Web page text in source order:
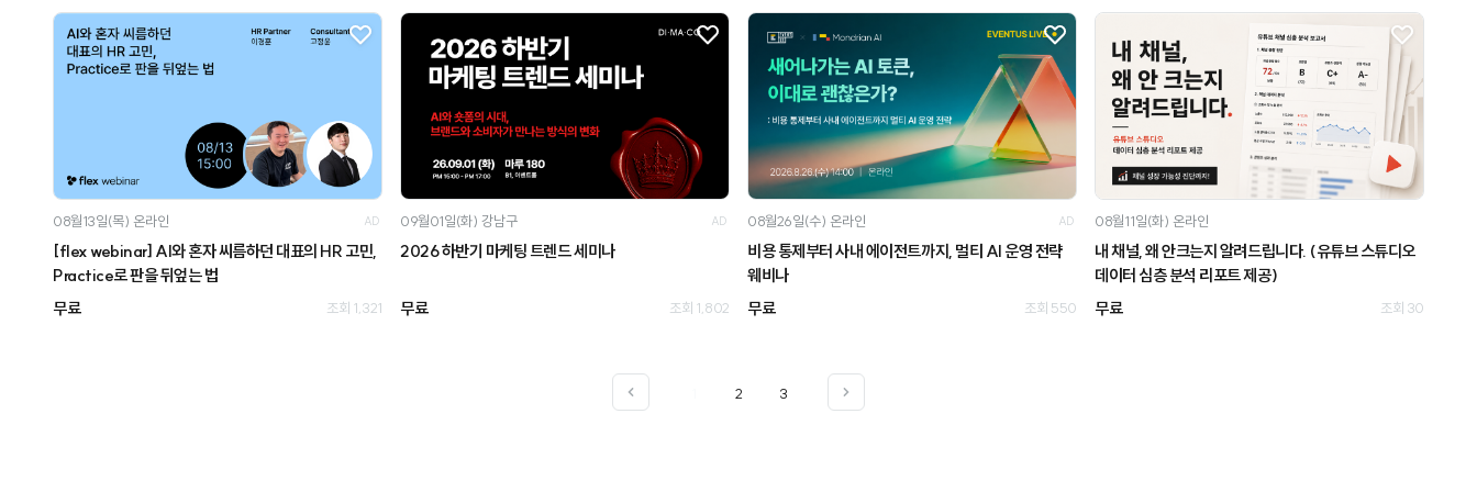
08월13일(목) 온라인 AD
[flex webinar] AI와 혼자 씨름하던 대표의 HR 고민,
Practice로 판을 뒤엎는 법
무료
조회 1,321
09월01일(화) 강남구 AD
2026 하반기 마케팅 트렌드 세미나
무료 조회 1,802
08월26일(수) 온라인 AD
비용 통제부터 사내 에이전트까지, 멀티 AI 운영 전략
웨비나
무료
조회 550
08월11일(화) 온라인
내 채널, 왜 안크는지 알려드립니다. (유튜브 스튜디오
데이터 심층 분석 리포트 제공)
무료
조회 30
2 3